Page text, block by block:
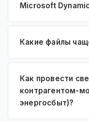
Microsoft
Какие файлы
Как провести
контрагентом-
энергосбыт)?